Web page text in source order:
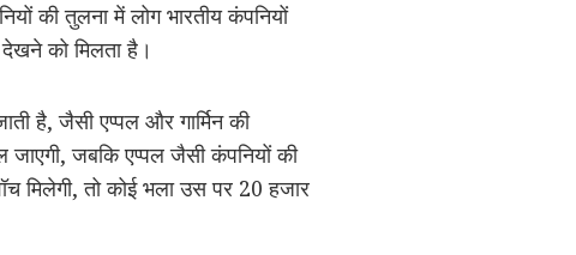
की तुलना में लोग भारतीय कंपनियों
को मिलता है।
है, जैसी एप्पल और गार्मिन की
जबकि एप्पल जैसी कंपनियों की
मिलेगी, तो कोई भला उस पर 20 हजार